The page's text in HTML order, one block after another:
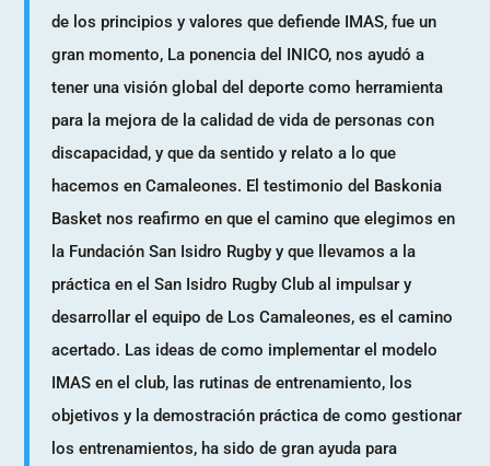
de los principios y valores que defiende IMAS, fue un
gran momento, La ponencia del INICO, nos ayudó a
tener una visión global del deporte como herramienta
para la mejora de la calidad de vida de personas con
discapacidad, y que da sentido y relato a lo que
hacemos en Camaleones. El testimonio del Baskonia
Basket nos reafirmo en que el camino que elegimos en
la Fundación San Isidro Rugby y que llevamos a la
práctica en el San Isidro Rugby Club al impulsar y
desarrollar el equipo de Los Camaleones, es el camino
acertado. Las ideas de como implementar el modelo
IMAS en el club, las rutinas de entrenamiento, los
objetivos y la demostración práctica de como gestionar
los entrenamientos, ha sido de gran ayuda para